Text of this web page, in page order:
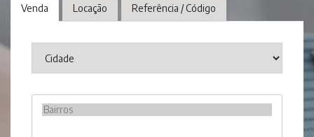
Venda Locação Referência / Código